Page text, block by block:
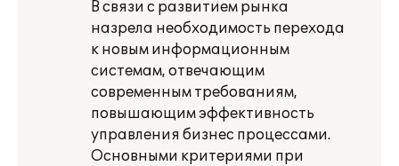
В связи с развитием рынка
назрела необходимость перехода
к новым информационным
системам, отвечающим
современным требованиям,
повышающим эффективность
управления бизнес процессами.
Основными критериями при